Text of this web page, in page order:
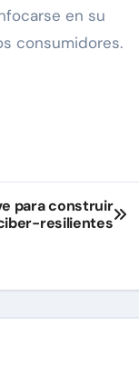
en su
consumidores.
para construir
resilientes